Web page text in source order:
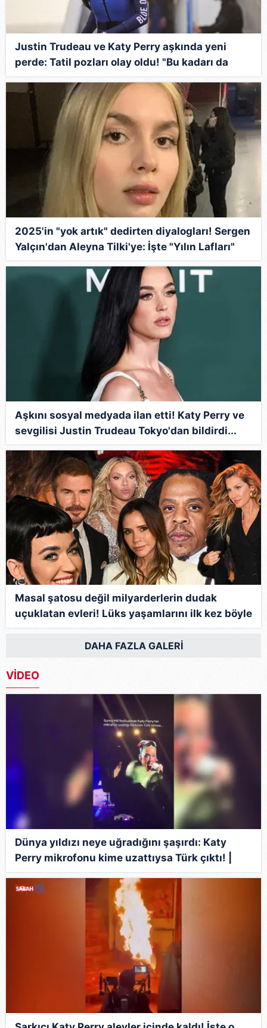
Justin Trudeau ve Katy Perry aşkında yeni
perde: Tatil pozları olay oldu! "Bu kadarı da
modernlik değil"
2025'in "yok artık" dedirten diyalogları! Sergen
Yalçın'dan Aleyna Tilki'ye: İşte "Yılın Lafları"
Aşkını sosyal medyada ilan etti! Katy Perry ve
sevgilisi Justin Trudeau Tokyo'dan bildirdi...
Masal şatosu değil milyarderlerin dudak
uçuklatan evleri! Lüks yaşamlarını ilk kez böyle
göreceksiniz...
DAHA FAZLA GALERİ
VİDEO
Dünya yıldızı neye uğradığını şaşırdı: Katy
Perry mikrofonu kime uzattıysa Türk çıktı! |
Video